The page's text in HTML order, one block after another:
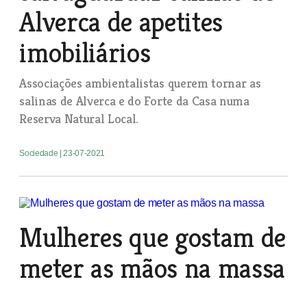
Alverca de apetites
imobiliários
Associações ambientalistas querem tornar as
salinas de Alverca e do Forte da Casa numa
Reserva Natural Local.
Sociedade | 23-07-2021
Mulheres que gostam de
meter as mãos na massa